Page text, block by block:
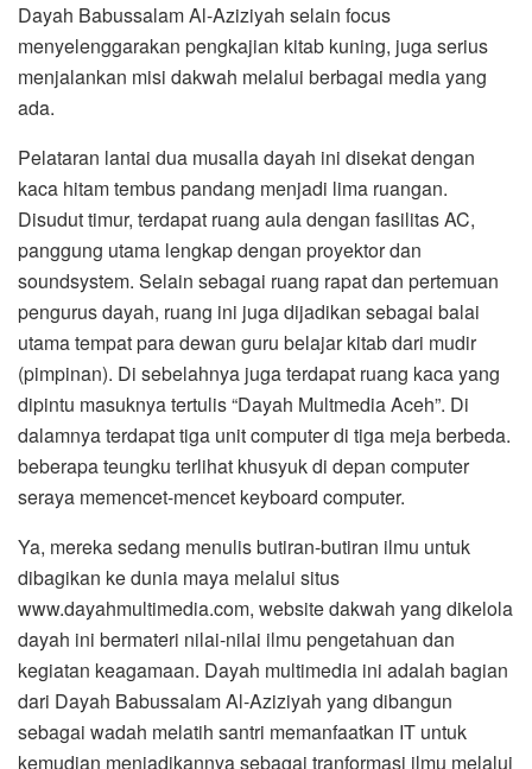
Dayah Babussalam Al-Aziziyah selain focus
menyelenggarakan pengkajian kitab kuning, juga serius
menjalankan misi dakwah melalui berbagai media yang
ada.
Pelataran lantai dua musalla dayah ini disekat dengan
kaca hitam tembus pandang menjadi lima ruangan.
Disudut timur, terdapat ruang aula dengan fasilitas AC,
panggung utama lengkap dengan proyektor dan
soundsystem. Selain sebagai ruang rapat dan pertemuan
pengurus dayah, ruang ini juga dijadikan sebagai balai
utama tempat para dewan guru belajar kitab dari mudir
(pimpinan). Di sebelahnya juga terdapat ruang kaca yang
dipintu masuknya tertulis “Dayah Multmedia Aceh”. Di
dalamnya terdapat tiga unit computer di tiga meja berbeda.
beberapa teungku terlihat khusyuk di depan computer
seraya memencet-mencet keyboard computer.
Ya, mereka sedang menulis butiran-butiran ilmu untuk
dibagikan ke dunia maya melalui situs
www.dayahmultimedia.com, website dakwah yang dikelola
dayah ini bermateri nilai-nilai ilmu pengetahuan dan
kegiatan keagamaan. Dayah multimedia ini adalah bagian
dari Dayah Babussalam Al-Aziziyah yang dibangun
sebagai wadah melatih santri memanfaatkan IT untuk
kemudian menjadikannya sebagai tranformasi ilmu melalui